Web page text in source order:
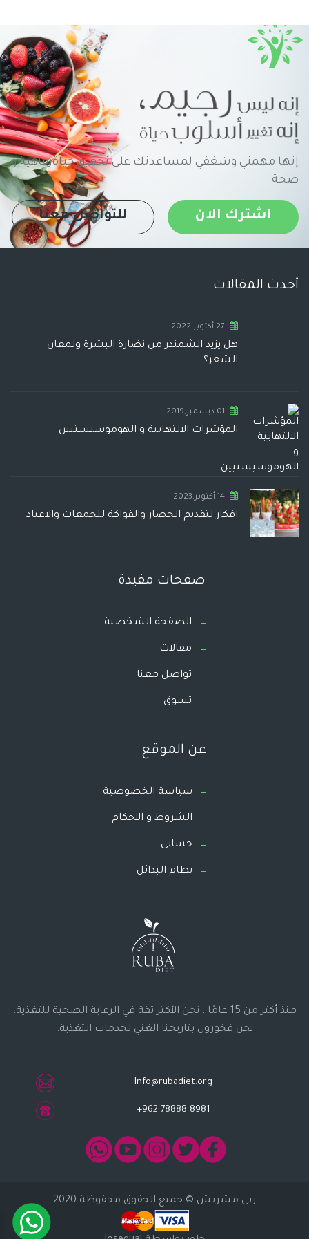
إنها مهمتي وشغفي لمساعدتك على تحقيق حياةرفاهية و
صحة
اشترك الان للتواصل معنا
أحدث المقالات
27 أكتوبر,2022
هل يزيد الشمندر من نضارة البشرة ولمعان
الشعر؟
01 ديسمبر,2019
المؤشرات الالتهابية و الهوموسيستيين
14 أكتوبر,2023
افكار لتقديم الخضار والفواكة للجمعات والاعياد
صفحات مفيدة
الصفحة الشخصية
مقالات
تواصل معنا
تسوق
عن الموقع
سياسة الخصوصية
الشروط و الاحكام
حسابي
نظام البدائل
منذ أكثر من 15 عامًا ، نحن الأكثر ثقة في الرعاية الصحية للتغذية.
نحن فخورون بتاريخنا الغني لخدمات التغذية.
Info@rubadiet.org
+962 78888 8981
ربى مشربش © جميع الحقوق محفوظة 2020